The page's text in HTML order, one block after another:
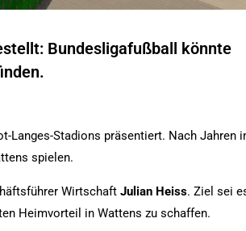
Bundesligafußball könnte
Langes-Stadions präsentiert. Nach Jahren
spielen.
WirtschaftJulian Heiss. Ziel sei
Heimvorteil in Wattens zu schaffen.